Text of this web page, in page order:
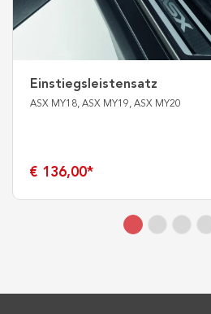
Einstiegsleistensatz
ASX MY18, ASX MY19, ASX MY20
€ 136,00*